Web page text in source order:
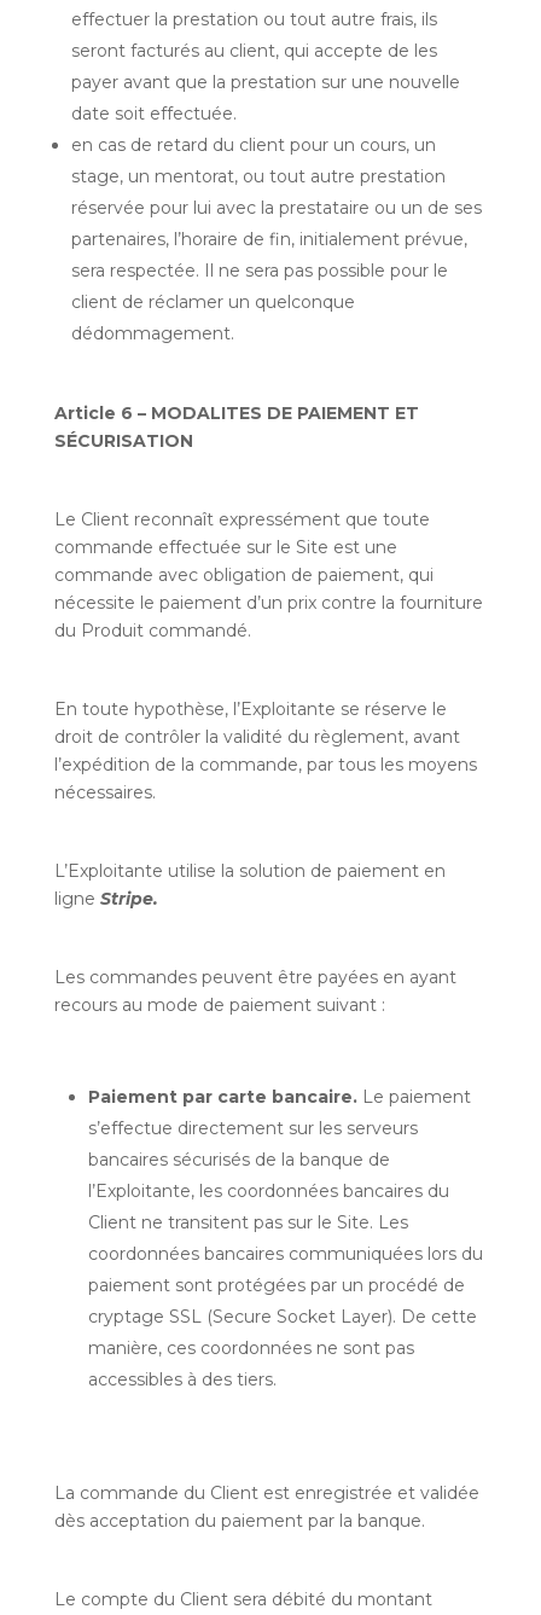
effectuer la prestation ou tout autre frais, ils
seront facturés au client, qui accepte de les
payer avant que la prestation sur une nouvelle
date soit effectuée.
en cas de retard du client pour un cours, un
stage, un mentorat, ou tout autre prestation
réservée pour lui avec la prestataire ou un de ses
partenaires, l’horaire de fin, initialement prévue,
sera respectée. Il ne sera pas possible pour le
client de réclamer un quelconque
dédommagement.
Article 6 – MODALITES DE PAIEMENT ET
SÉCURISATION
Le Client reconnaît expressément que toute
commande effectuée sur le Site est une
commande avec obligation de paiement, qui
nécessite le paiement d’un prix contre la fourniture
du Produit commandé.
En toute hypothèse, l’Exploitante se réserve le
droit de contrôler la validité du règlement, avant
l’expédition de la commande, par tous les moyens
nécessaires.
L’Exploitante utilise la solution de paiement en
ligne Stripe.
Les commandes peuvent être payées en ayant
recours au mode de paiement suivant :
Paiement par carte bancaire.Le paiement
s’effectue directement sur les serveurs
bancaires sécurisés de la banque de
l’Exploitante, les coordonnées bancaires du
Client ne transitent pas sur le Site. Les
coordonnées bancaires communiquées lors du
paiement sont protégées par un procédé de
cryptage SSL (Secure Socket Layer). De cette
manière, ces coordonnées ne sont pas
accessibles à des tiers.
La commande du Client est enregistrée et validée
dès acceptation du paiement par la banque.
Le compte du Client sera débité du montant